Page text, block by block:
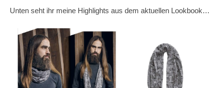
Unten seht ihr meine Highlights aus dem aktuellen Lookbook…